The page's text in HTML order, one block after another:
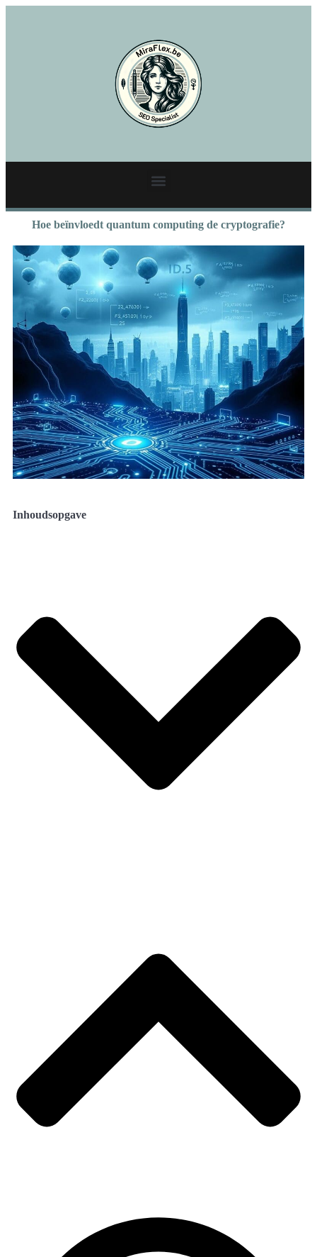
Hoe beïnvloedt quantum computing de cryptografie?
Inhoudsopgave